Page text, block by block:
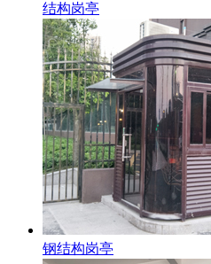
结构岗亭
钢结构岗亭